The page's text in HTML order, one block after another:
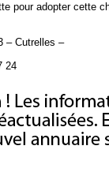
pour adopter cette
– Cutrelles –
24